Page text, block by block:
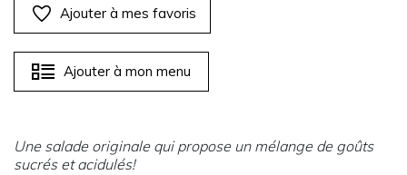
Ajouter à mes favoris
Ajouter à mon menu
Une salade originale qui propose un mélange de goûts
sucrés et acidulés!